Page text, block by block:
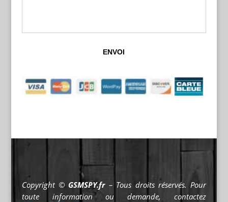
Copyright © GSMSPY.fr– Tous droits réservés. Pour
toute information ou demande, contactez